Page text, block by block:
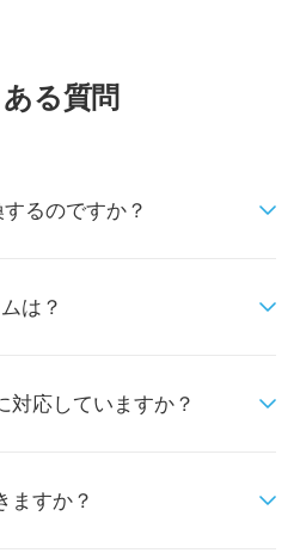
る質問
るのですか？
は？
対応していますか？
ますか？